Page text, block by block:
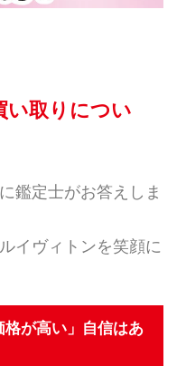
い取りについ
鑑定士がお答えしま
イヴィトンを笑顔に
が高い」自信はあ